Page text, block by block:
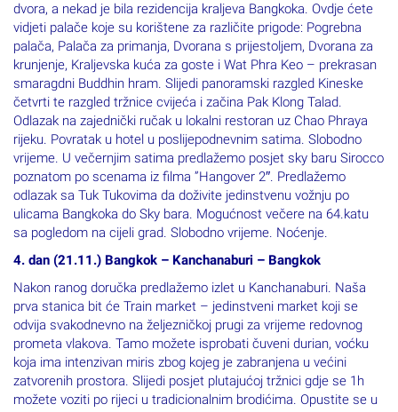
dvora, a nekad je bila rezidencija kraljeva Bangkoka. Ovdje ćete
vidjeti palače koje su korištene za različite prigode: Pogrebna
palača, Palača za primanja, Dvorana s prijestoljem, Dvorana za
krunjenje, Kraljevska kuća za goste i Wat Phra Keo – prekrasan
smaragdni Buddhin hram. Slijedi panoramski razgled Kineske
četvrti te razgled tržnice cvijeća i začina Pak Klong Talad.
Odlazak na zajednički ručak u lokalni restoran uz Chao Phraya
rijeku. Povratak u hotel u poslijepodnevnim satima. Slobodno
vrijeme. U večernjim satima predlažemo posjet sky baru Sirocco
poznatom po scenama iz filma ”Hangover 2″. Predlažemo
odlazak sa Tuk Tukovima da doživite jedinstvenu vožnju po
ulicama Bangkoka do Sky bara. Mogućnost večere na 64.katu
sa pogledom na cijeli grad. Slobodno vrijeme. Noćenje.
4. dan (21.11.) Bangkok – Kanchanaburi – Bangkok
Nakon ranog doručka predlažemo izlet u Kanchanaburi. Naša
prva stanica bit će Train market – jedinstveni market koji se
odvija svakodnevno na željezničkoj prugi za vrijeme redovnog
prometa vlakova. Tamo možete isprobati čuveni durian, voćku
koja ima intenzivan miris zbog kojeg je zabranjena u većini
zatvorenih prostora. Slijedi posjet plutajućoj tržnici gdje se 1h
možete voziti po rijeci u tradicionalnim brodićima. Opustite se u